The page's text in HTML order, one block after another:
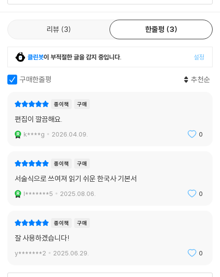
리뷰 3 한줄평 3
클린봇이 부적절한 글을 감지 중입니다. 설정
구매한줄평 추천순
종이책 구매
편집이 깔끔해요.
k****g 2026.04.09. 0
종이책 구매
서술식으로 쓰여져 읽기 쉬운 한국사 기본서
l*******5 2025.08.06. 0
종이책 구매
잘 사용하겠습니다!
y*******2 2025.06.29. 0